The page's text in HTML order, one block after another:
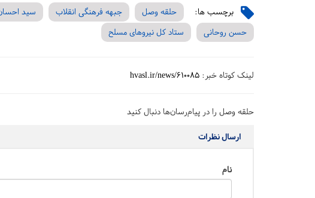
برچسب ها: حلقه وصل جبهه فرهنگی انقلاب سید
حسن روحانی
ستاد کل نیروهای مسلح
لینک کوتاه خبر: hvasl.ir/news/610085
حلقه وصل را در پیام‌رسان‌ها دنبال کنید
ارسال نظرات
نام